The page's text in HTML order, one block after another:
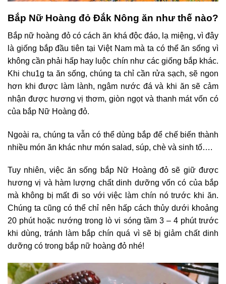
Bắp Nữ Hoàng đỏ Đắk Nông ăn như thế nào?
Bắp nữ hoàng đỏ có cách ăn khá độc đáo, lạ miệng, vì đây
là giống bắp đầu tiên tại Việt Nam mà ta có thể ăn sống vì
không cần phải hấp hay luộc chín như các giống bắp khác.
Khi chu1g ta ăn sống, chúng ta chỉ cần rửa sạch, sẽ ngon
hơn khi được làm lành, ngâm nước đá và khi ăn sẽ cảm
nhận được hương vị thơm, giòn ngọt và thanh mát vốn có
của bắp Nữ Hoàng đỏ.
Ngoài ra, chúng ta vẫn có thể dùng bắp để chế biến thành
nhiều món ăn khác như món salad, súp, chè và sinh tố….
Tuy nhiên, việc ăn sống bắp Nữ Hoàng đỏ sẽ giữ được
hương vị và hàm lượng chất dinh dưỡng vốn có của bắp
mà không bị mất đi so với việc làm chín nó trước khi ăn.
Chúng ta cũng có thể chỉ nên hấp cách thủy dưới khoảng
20 phút hoặc nướng trong lò vi sóng tầm 3 – 4 phút trước
khi dùng, tránh làm bắp chín quá vì sẽ bị giảm chất dinh
dưỡng có trong bắp nữ hoàng đỏ nhé!